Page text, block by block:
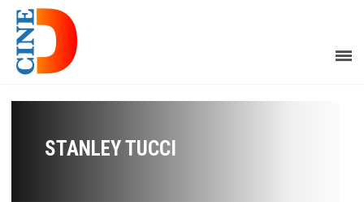
STANLEY TUCCI